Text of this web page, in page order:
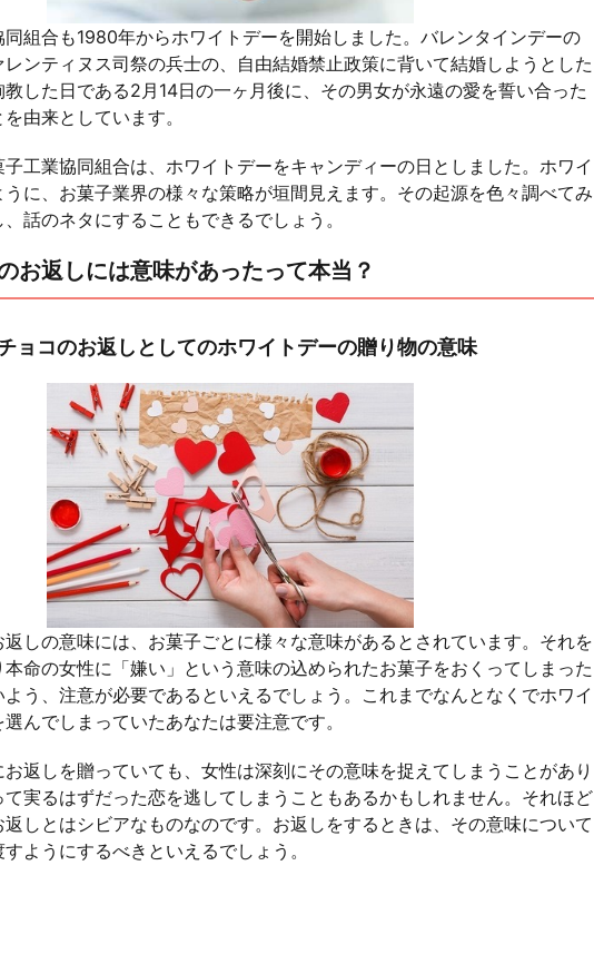
組合も1980年からホワイトデーを開始しました。バレンタインデーの
ンティヌス司祭の兵士の、自由結婚禁止政策に背いて結婚しようとした
した日である2月14日の一ヶ月後に、その男女が永遠の愛を誓い合った
由来としています。
工業協同組合は、ホワイトデーをキャンディーの日としました。ホワイ
うに、お菓子業界の様々な策略が垣間見えます。その起源を色々調べてみ
話のネタにすることもできるでしょう。
お返しには意味があったって本当？
ョコのお返しとしてのホワイトデーの贈り物の意味
しの意味には、お菓子ごとに様々な意味があるとされています。それを
命の女性に「嫌い」という意味の込められたお菓子をおくってしまった
よう、注意が必要であるといえるでしょう。これまでなんとなくでホワイ
選んでしまっていたあなたは要注意です。
返しを贈っていても、女性は深刻にその意味を捉えてしまうことがあり
て実るはずだった恋を逃してしまうこともあるかもしれません。それほど
しとはシビアなものなのです。お返しをするときは、その意味について
ようにするべきといえるでしょう。